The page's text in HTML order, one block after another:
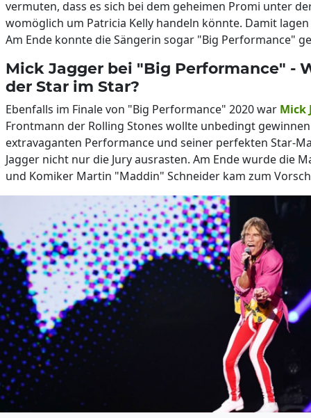
vermuten, dass es sich bei dem geheimen Promi unter
womöglich um Patricia Kelly handeln könnte. Damit
Am Ende konnte die Sängerin sogar "Big Performance"
Mick Jagger bei "Big Performance" -
der Star im Star?
Ebenfalls im Finale von "Big Performance" 2020 war Mick
Frontmann der Rolling Stones wollte unbedingt
extravaganten Performance und seiner perfekten Star-
Jagger nicht nur die Jury ausrasten. Am Ende wurde die
und Komiker Martin "Maddin" Schneider kam zum